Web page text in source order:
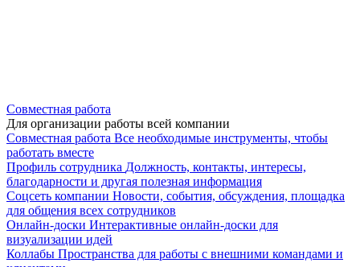
Совместная работа
Для организации работы всей компании
Совместная работа Все необходимые инструменты, чтобы
работать вместе
Профиль сотрудника Должность, контакты, интересы,
благодарности и другая полезная информация
Соцсеть компании Новости, события, обсуждения, площадка
для общения всех сотрудников
Онлайн-доски Интерактивные онлайн-доски для
визуализации идей
Коллабы Пространства для работы с внешними командами и